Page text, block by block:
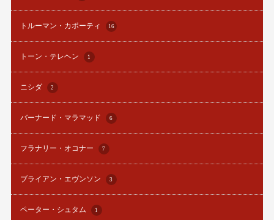
トルーマン・カポーティ 16
トーン・テレヘン 1
ニシダ 2
バーナード・マラマッド 6
フラナリー・オコナー 7
ブライアン・エヴンソン 3
ペーター・シュタム 1